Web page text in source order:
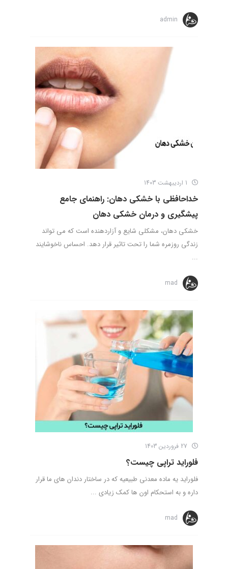
admin
خداحافظی با خشکی دهان: راهنمای جامع
پیشگیری و درمان خشکی دهان
خشکی دهان، مشکلی شایع و آزاردهنده است که می تواند
زندگی روزمره شما را تحت تاثیر قرار دهد. احساس ناخوشایند
...
mad
فلوراید تراپی چیست؟
فلوراید یه ماده معدنی طبیعیه که در ساختار دندان های ما قرار
داره و به استحکام اون ها کمک زیادی ...
mad